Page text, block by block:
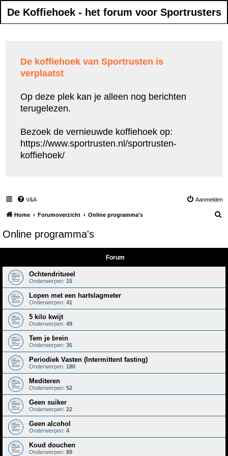
De Koffiehoek - het forum voor Sportrusters
De koffiehoek van Sportrusten is
verplaatst
Op deze plek kan je alleen nog berichten
terugelezen.
Bezoek de vernieuwde koffiehoek op:
https://www.sportrusten.nl/sportrusten-
koffiehoek/
V&A Aanmelden
Home Forumoverzicht Online programma's
Online programma's
Forum
Ochtendritueel
Onderwerpen: 15
Lopen met een hartslagmeter
Onderwerpen: 41
5 kilo kwijt
Onderwerpen: 49
Tem je brein
Onderwerpen: 35
Periodiek Vasten (Intermittent fasting)
Onderwerpen: 180
Mediteren
Onderwerpen: 52
Geen suiker
Onderwerpen: 22
Geen alcohol
Onderwerpen: 4
Koud douchen
Onderwerpen: 89